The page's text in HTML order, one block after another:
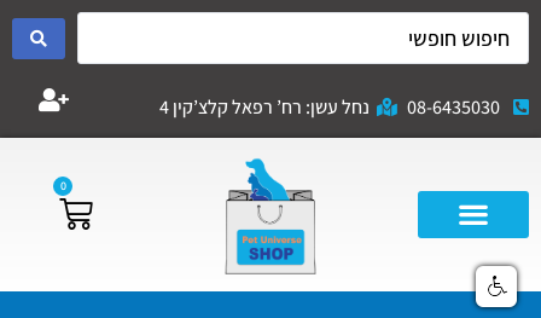
08-6435030 נחל עשן: רח’ רפאל קלצ’קין 4
0